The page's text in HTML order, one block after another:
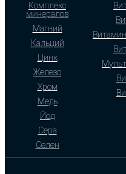
Комплекс
минералов
Магний
Кальций
Цинк
Железо
Хром
Медь
Йод
Сера
Селен